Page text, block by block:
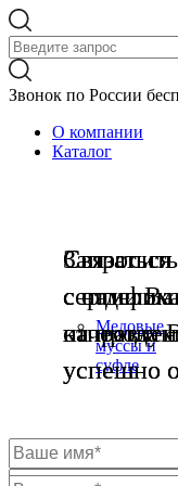
Связаться
с нами
Запросить
на
успешно
Связаться
с отделом
качества
успешно
Звонок по России
О компании
Каталог
Медовые
муссы и
суфле